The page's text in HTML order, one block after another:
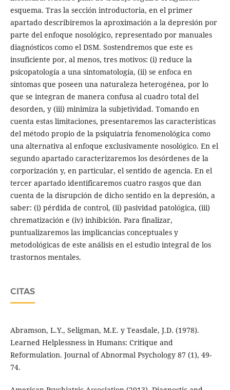
esquema. Tras la sección introductoria, en el primer
apartado describiremos la aproximación a la depresión por
parte del enfoque nosológico, representado por manuales
diagnósticos como el DSM. Sostendremos que este es
insuficiente por, al menos, tres motivos: (i) reduce la
psicopatología a una sintomatología, (ii) se enfoca en
síntomas que poseen una naturaleza heterogénea, por lo
que se integran de manera confusa al cuadro total del
desorden, y (iii) minimiza la subjetividad. Tomando en
cuenta estas limitaciones, presentaremos las características
del método propio de la psiquiatría fenomenológica como
una alternativa al enfoque exclusivamente nosológico. En el
segundo apartado caracterizaremos los desórdenes de la
corporización y, en particular, el sentido de agencia. En el
tercer apartado identificaremos cuatro rasgos que dan
cuenta de la disrupción de dicho sentido en la depresión, a
saber: (i) pérdida de control, (ii) pasividad patológica, (iii)
chrematización e (iv) inhibición. Para finalizar,
puntualizaremos las implicancias conceptuales y
metodológicas de este análisis en el estudio integral de los
trastornos mentales.
CITAS
Abramson, L.Y., Seligman, M.E. y Teasdale, J.D. (1978).
Learned Helplessness in Humans: Critique and
Reformulation. Journal of Abnormal Psychology 87 (1), 49-
74.